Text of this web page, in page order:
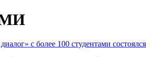
с более 100 студентами состоялся